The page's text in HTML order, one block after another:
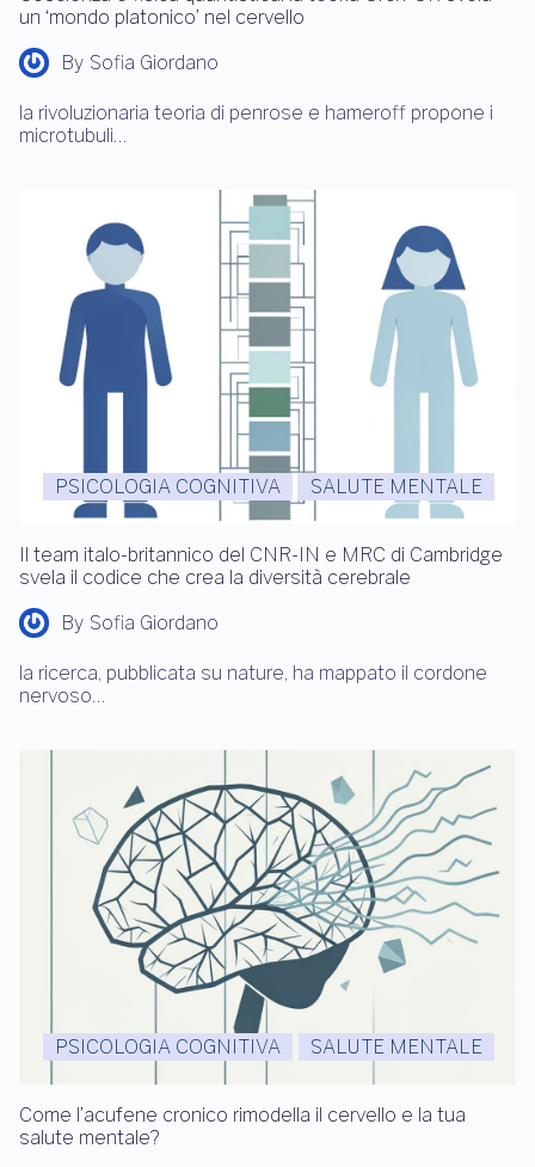
un ‘mondo platonico’ nel cervello
By Sofia Giordano
la rivoluzionaria teoria di penrose e hameroff propone i
microtubuli…
PSICOLOGIA COGNITIVA SALUTE MENTALE
Il team italo-britannico del CNR-IN e MRC di Cambridge
svela il codice che crea la diversità cerebrale
By Sofia Giordano
la ricerca, pubblicata su nature, ha mappato il cordone
nervoso…
PSICOLOGIA COGNITIVA SALUTE MENTALE
Come l’acufene cronico rimodella il cervello e la tua
salute mentale?